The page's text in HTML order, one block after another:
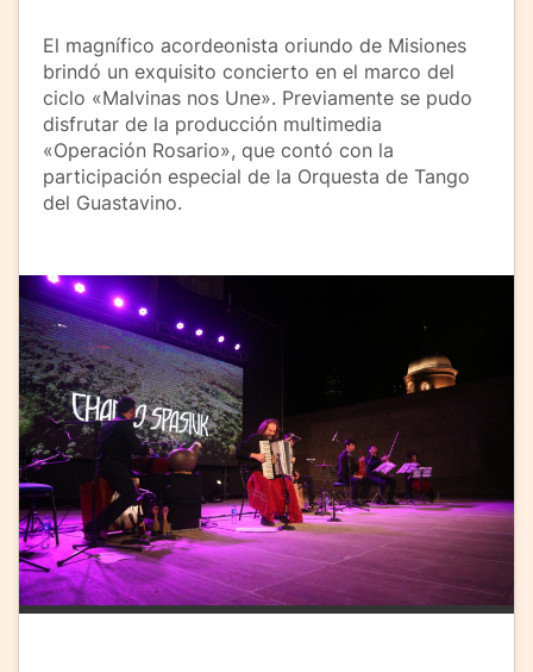
El magnífico acordeonista oriundo de Misiones
brindó un exquisito concierto en el marco del
ciclo «Malvinas nos Une». Previamente se pudo
disfrutar de la producción multimedia
«Operación Rosario», que contó con la
participación especial de la Orquesta de Tango
del Guastavino.